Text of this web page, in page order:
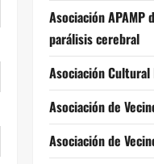
Asociación APAMP
parálisis cerebral
Asociación Cultural
Asociación de
Asociación de